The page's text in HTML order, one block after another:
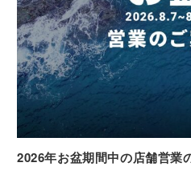
2026年お盆期間中の店舗営業